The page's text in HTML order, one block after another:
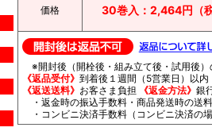
価格 30巻入：2,464円（税
※開封後（開栓後・組み立て後・試用後
《返品受付》 到着後１週間（5営業日）以内
《返送送料》 お客さま負担 《返金方法》 銀
・返金時の振込手数料・商品発送時の送
・コンビニ決済手数料（コンビニ決済の